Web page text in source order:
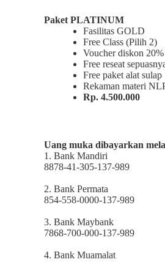
Paket PLATINUM
Fasilitas GOLD
Free Class (Pilih 2)
Voucher diskon 20%
Free reseat
Free paket alat sulap
Rekaman materi
Rp. 4.500.000
Uang muka dibayarkan
1. Bank Mandiri
8878-41-305-137-989
2. Bank Permata
854-558-0000-137-989
3. Bank Maybank
7868-700-000-137-989
4. Bank Muamalat